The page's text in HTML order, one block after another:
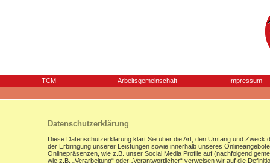
TCM Arbeitsgemeinschaft Impressum
Datenschutzerklärung
Diese Datenschutzerklärung klärt Sie über die Art, den Umfang und
der Erbringung unserer Leistungen sowie innerhalb unseres
Onlinepräsenzen, wie z.B. unser Social Media Profile auf (nachfolgend
wie z.B. „Verarbeitung“ oder „Verantwortlicher“ verweisen wir auf die